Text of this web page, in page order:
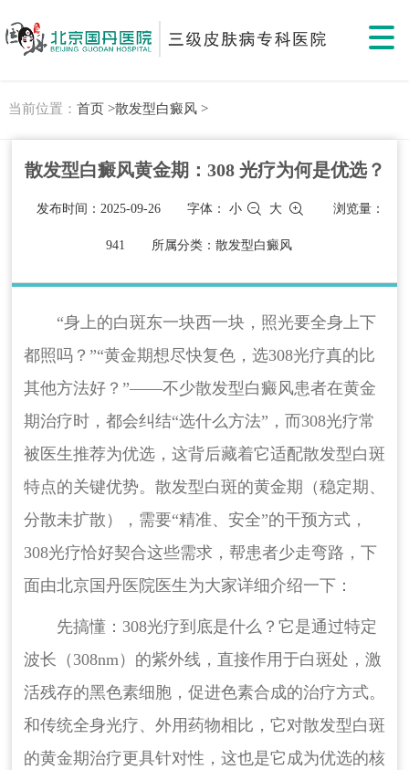
当前位置： 首页 >散发型白癜风 >
散发型白癜风黄金期：308 光疗为何是优选？
发布时间：2025-09-26 字体：小 大 浏览量：
941 所属分类：散发型白癜风
“身上的白斑东一块西一块，照光要全身上下
都照吗？”“黄金期想尽快复色，选308光疗真的比
其他方法好？”——不少散发型白癜风患者在黄金
期治疗时，都会纠结“选什么方法”，而308光疗常
被医生推荐为优选，这背后藏着它适配散发型白斑
特点的关键优势。散发型白斑的黄金期（稳定期、
分散未扩散），需要“精准、安全”的干预方式，
308光疗恰好契合这些需求，帮患者少走弯路，下
面由北京国丹医院医生为大家详细介绍一下：
先搞懂：308光疗到底是什么？它是通过特定
波长（308nm）的紫外线，直接作用于白斑处，激
活残存的黑色素细胞，促进色素合成的治疗方式。
和传统全身光疗、外用药物相比，它对散发型白斑
的黄金期治疗更具针对性，这也是它成为优选的核